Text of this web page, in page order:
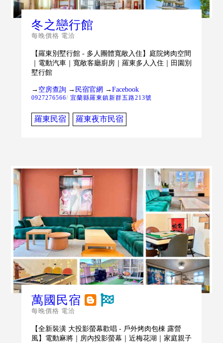
冬之戀行館
每晚價格 電洽
【羅東別墅行館 - 多人團體寬敞入住】庭院烤肉空間
｜電動汽車｜寬敞客廳廚房｜羅東多人入住｜田園別
墅行館
→ 空房查詢→ 民宿官網 →Facebook
0927276566/ 宜蘭縣羅東鎮新群五路213號
羅東民宿 羅東夜市民宿
萬國民宿
每晚價格 電洽
【全新裝潢 大投影螢幕歡唱 - 戶外烤肉包棟 露營
風】電動麻將｜房內投影螢幕｜近梅花湖｜家庭親子